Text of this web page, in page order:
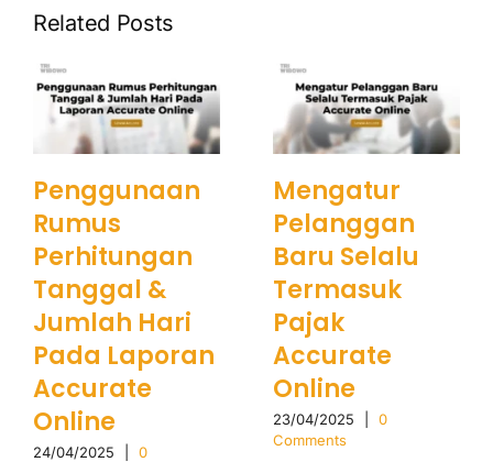
Related Posts
Penggunaan
Rumus
Perhitungan
Tanggal &
Jumlah Hari
Pada Laporan
Accurate
Online
24/04/2025
0
Mengatur
Pelanggan
Baru Selalu
Termasuk
Pajak
Accurate
Online
23/04/2025
0
Comments